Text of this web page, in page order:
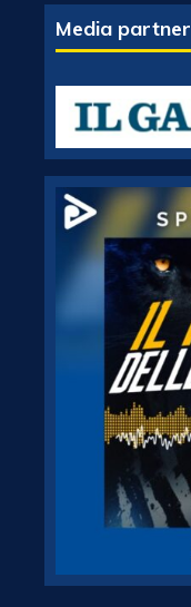
Media partner